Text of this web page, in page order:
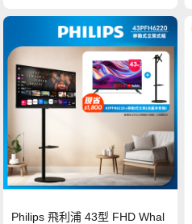
Philips 飛利浦 43型 FHD Whal